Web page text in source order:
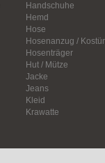
Handschuhe
Hemd
Hose
Hosenanzug /
Hosenträger
Hut / Mütze
Jacke
Jeans
Kleid
Krawatte